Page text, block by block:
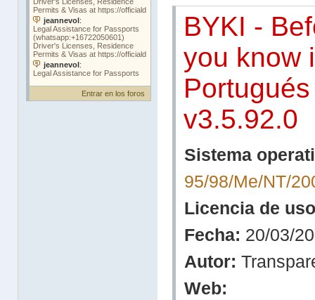
Entrar en los foros
BYKI -
you know
v3.5.92.0
Sistema
95/98/Me/NT/
Licencia de
Fecha: 20/03/
Autor:
Web: